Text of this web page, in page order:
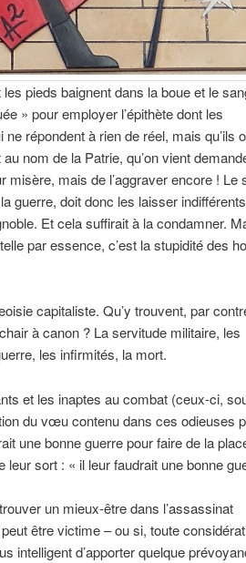
pieds baignent dans la boue et le
» pour employer l’épithète dont les
répondent à rien de réel, mais qu’ils
au nom de la Patrie, qu’on vient
misère, mais de l’aggraver encore ! Le
guerre, doit donc les laisser
Et cela suffirait à la condamner.
par essence, c’est la stupidité des
capitaliste. Qu’y trouvent, par
à canon ? La servitude militaire, les
les infirmités, la mort.
et les inaptes au combat (ceux-ci,
du vœu contenu dans ces odieuses
une bonne guerre pour faire de la
sort : « il leur faudrait une bonne
un mieux-être dans l’assassinat
être victime – ou si, toute
intelligent d’apporter quelque